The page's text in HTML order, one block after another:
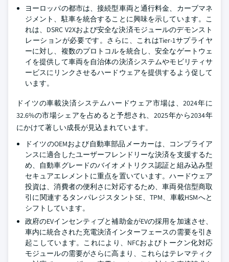
ヨーロッパの都市は、接続型車両と通行料金、カーブマネ
ジメント、駐車を統合することに興味を示しています。こ
れは、DSRC V2Xおよび安全な決済モジュールのデモンスト
レーションが必要です。さらに、これはTier-1サプライヤ
ーに対し、複数のプロトコルを統合し、安全なゲートウェ
イを提供して車両を自治体の決済システムやモビリティサ
ービスにリンクさせるハードウェアを提供するよう促して
います。
ドイツの車載決済システムハードウェア市場は、2024年に
32.6%の市場シェアを占めると予想され、2025年から2034年
にかけて著しい成長が見込まれています。
ドイツのOEMおよび自動車部品メーカーは、コンプライア
ンスに適合したユーザーフレンドリーな決済を支援するた
め、自動車グレードのバイオメトリクス認証と組み込み型
セキュアエレメントに重点を置いています。ハードウェア
投資は、消費者の便利さに対応するため、車両発信型商取
引に関連するタンパレジスタントSE、TPM、車載HSMへと
シフトしています。
政府のEVインセンティブと補助金がEVの採用を加速させ、
車内に統合された充電決済インターフェースの需要を引き
起こしています。これにより、NFCおよびトークン化対応
モジュールの需要がさらに高まり、これらはテレマティク